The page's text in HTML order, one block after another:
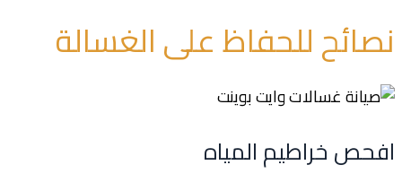
نصائح للحفاظ على الغسالة
افحص خراطيم المياه